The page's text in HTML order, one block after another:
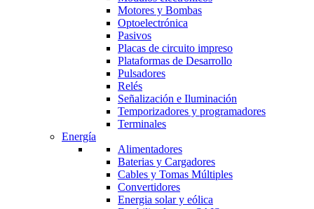
Motores y Bombas
Optoelectrónica
Pasivos
Placas de circuito impreso
Plataformas de Desarrollo
Pulsadores
Relés
Señalización e Iluminación
Temporizadores y programadores
Terminales
Energía
Alimentadores
Baterias y Cargadores
Cables y Tomas Múltiples
Convertidores
Energia solar y eólica